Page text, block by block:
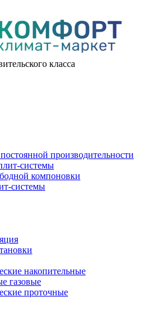
класса
производительности
системы
компоновки
системы
накопительные
газовые
проточные